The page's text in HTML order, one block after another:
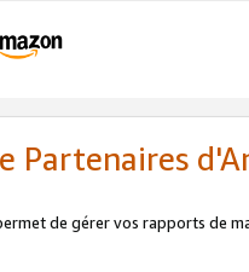
Partenaires
de gérer vos rapports de